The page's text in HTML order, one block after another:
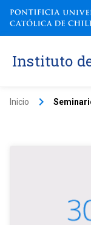
Instituto
Inicio keyboard_arrow_right